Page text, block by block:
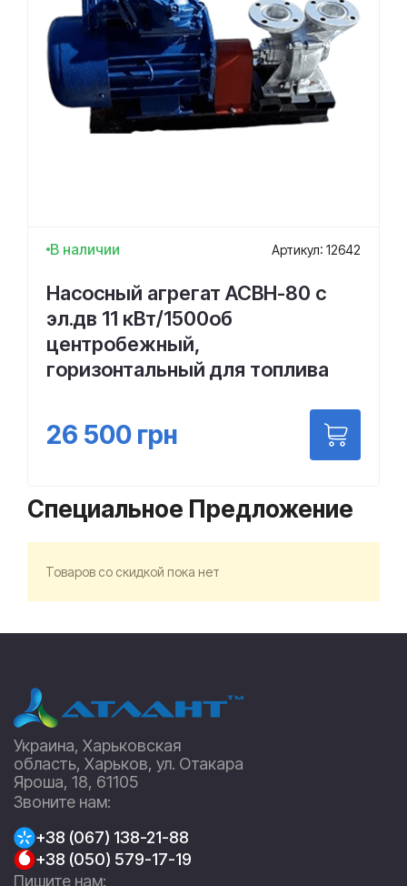
В наличии Артикул: 12642
Насосный агрегат АСВН-80 с
эл.дв 11 кВт/1500об
центробежный,
горизонтальный для топлива
26 500 грн
Специальное Предложение
Товаров со скидкой пока нет
Украина, Харьковская
область, Харьков, ул. Отакара
Яроша, 18, 61105
Звоните нам:
+38 (067) 138-21-88
+38 (050) 579-17-19
Пишите нам: